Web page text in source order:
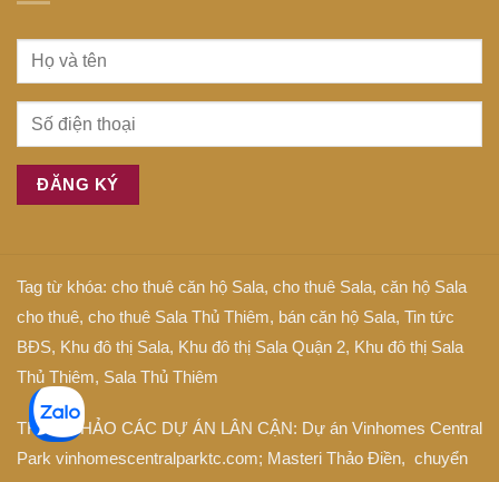
Tag từ khóa: cho thuê căn hộ Sala, cho thuê Sala, căn hộ Sala
cho thuê, cho thuê Sala Thủ Thiêm, bán căn hộ Sala, Tin tức
BĐS, Khu đô thị Sala, Khu đô thị Sala Quận 2, Khu đô thị Sala
Thủ Thiêm, Sala Thủ Thiêm
THAM KHẢO CÁC DỰ ÁN LÂN CẬN: Dự án Vinhomes Central
Park vinhomescentralparktc.com; Masteri Thảo Điền, chuyển